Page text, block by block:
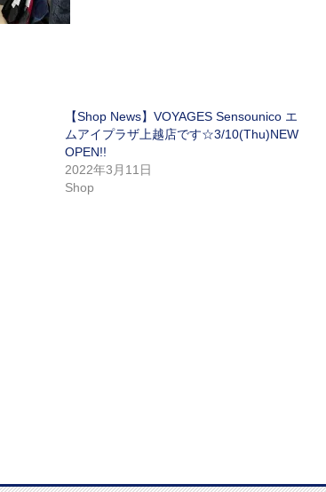
【Shop News】VOYAGES Sensounico エ
ムアイプラザ上越店です☆3/10(Thu)NEW
OPEN!!
2022年3月11日
Shop